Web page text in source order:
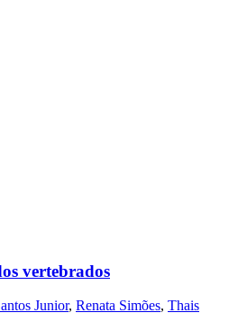
vertebrados
Junior, Renata Simões, Thais